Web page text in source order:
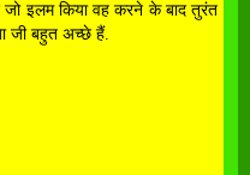
जो इलम किया वह करने के बाद तुरंत
जी बहुत अच्छे हैं.